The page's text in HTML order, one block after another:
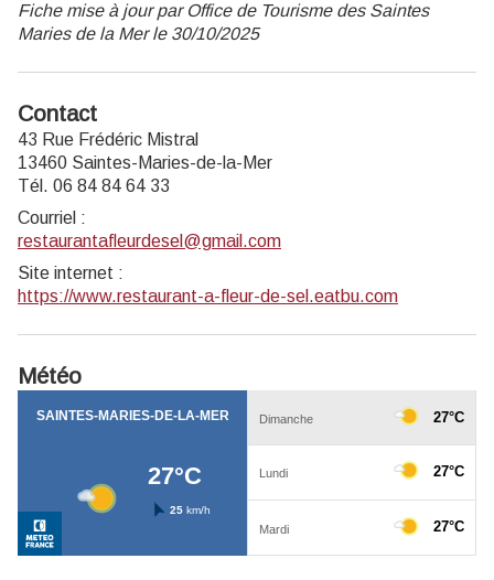
Fiche mise à jour par Office de Tourisme des Saintes
Maries de la Mer le 30/10/2025
Contact
43 Rue Frédéric Mistral
13460 Saintes-Maries-de-la-Mer
Tél. 06 84 84 64 33
Courriel :
restaurantafleurdesel@gmail.com
Site internet :
https://www.restaurant-a-fleur-de-sel.eatbu.com
Météo